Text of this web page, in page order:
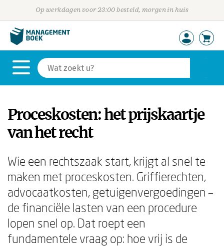
Op werkdagen voor 23:00 besteld, morgen in huis
Proceskosten: het prijskaartje
van het recht
Wie een rechtszaak start, krijgt al snel te
maken met proceskosten. Griffierechten,
advocaatkosten, getuigenvergoedingen –
de financiële lasten van een procedure
lopen snel op. Dat roept een
fundamentele vraag op: hoe vrij is de